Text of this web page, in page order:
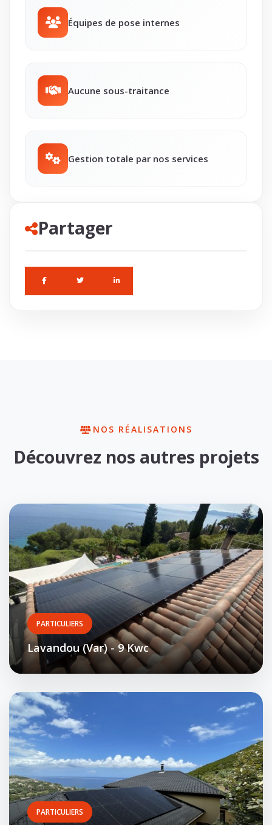
Équipes de pose internes
Aucune sous-traitance
Gestion totale par nos services
Partager
NOS RÉALISATIONS
Découvrez nos autres projets
PARTICULIERS
Lavandou (Var) - 9 Kwc
PARTICULIERS